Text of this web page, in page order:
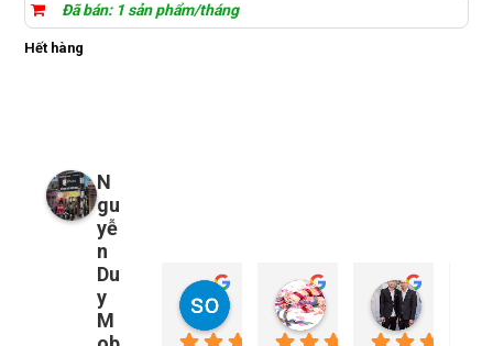
Đã bán: 1 sản phẩm/tháng
Hết hàng
N
gu
yễ
n
Du
y
M
so young
2 năm trước
My Nguyễn
2 năm trước